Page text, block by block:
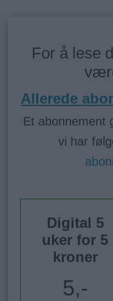
For å lese
Allerede
Et abonnement
vi har
Digital 5
uker for 5
kroner
5,-